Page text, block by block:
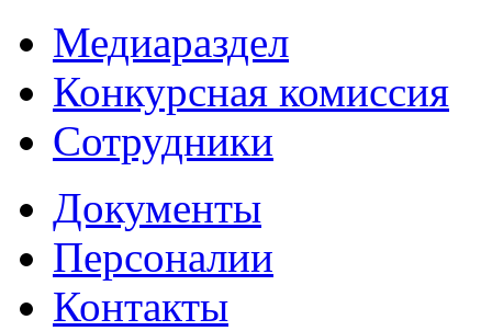
Медиараздел
Конкурсная комиссия
Сотрудники
Документы
Персоналии
Контакты